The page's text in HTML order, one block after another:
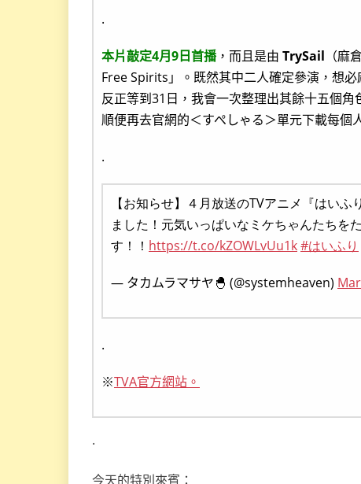
.
本片敲定4月9日首播 ，而且是由 TrySail （
Free Spirits」。既然其中二人確定參演，想
反正等到31日，我會一次整理出其餘十五個角
順便再去官網的＜すぺしゃる＞單元下載每個
.
【お知らせ】４月放送のTVアニメ『はい
ました！元気いっぱいなミケちゃんたちを
す！！ https://t.co/kZOWLvUu1k#はいふり
— タカムラマサヤ🐣 (@systemheaven)
.
※TVA官方網站。
.
今天的特別來賓：